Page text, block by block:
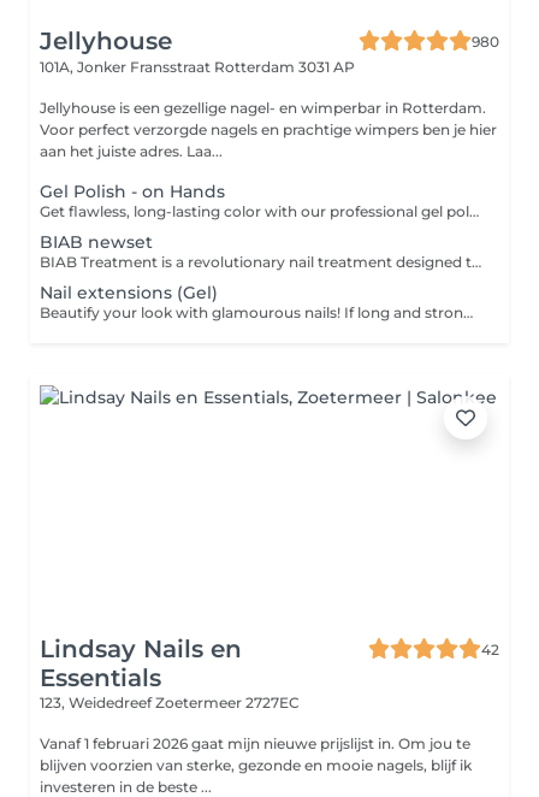
Jellyhouse
980
101A, Jonker Fransstraat Rotterdam 3031 AP
Jellyhouse is een gezellige nagel- en wimperbar in Rotterdam.
Voor perfect verzorgde nagels en prachtige wimpers ben je hier
aan het juiste adres. Laa...
Gel Polish - on Hands
Get flawless, long-lasting color with our professional gel polish application. This treatment includes gentle nail shaping, cuticle care, and the application of high-quality gel polish for a glossy, chip-resistant finish that lasts up to two weeks. Perfect for anyone wanting vibrant, well-groomed nails with minimal upkeep.
BIAB newset
BIAB Treatment is a revolutionary nail treatment designed to provide extra strength, durability, and a natural look to your nails. This makes it an ideal solution for those looking to enhance the natural beauty of their nails while adding protection and strength.
Nail extensions (Gel)
Beautify your look with glamourous nails! If long and strong nails are your thing but you can't grow them on your own, let us do it for you! Choose from two options: a traditional Gel extension, where you decide the length and shape, or let our experienced nail techs assist you in creating the perfect look.
Lindsay Nails en
Essentials
42
123, WeidedreefZoetermeer 2727EC
Vanaf 1 februari 2026 gaat mijn nieuwe prijslijst in. Om jou te
blijven voorzien van sterke, gezonde en mooie nagels, blijf ik
investeren in de beste ...